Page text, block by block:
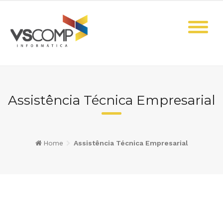
content
Assistência Técnica Empresarial
Home Assistência Técnica Empresarial